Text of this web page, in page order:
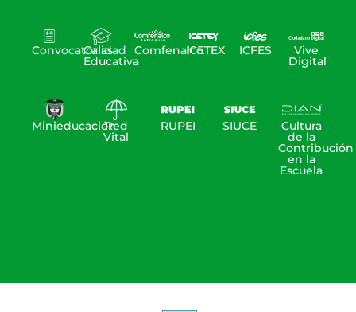
Convocatorias
Calidad
Educativa
ComfenalcoICETEX ICFES Vive
Digital
MinieducaciónRed
Vital
RUPEI SIUCE Cultura
de la
Contribución
en la
Escuela